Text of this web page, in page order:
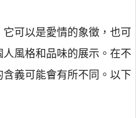
可以是愛情的象徵，也可
風格和品味的展示。在不
義可能會有所不同。以下